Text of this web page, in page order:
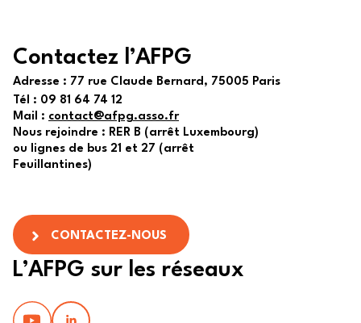
Contactez l’AFPG
Adresse : 77 rue Claude Bernard, 75005 Paris
Tél : 09 81 64 74 12
Mail : contact@afpg.asso.fr
Nous rejoindre : RER B (arrêt Luxembourg)
ou lignes de bus 21 et 27 (arrêt
Feuillantines)
CONTACTEZ-NOUS
L’AFPG sur les réseaux